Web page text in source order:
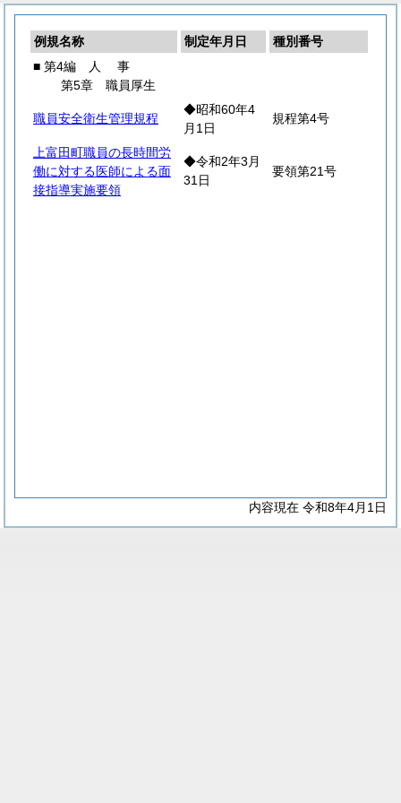
例規名称 制定年月日
種別番号
■ 第4編
人 事
第5章 職員厚生
職員安全衛生管理規程
◆昭和60年4
月1日
規程第4号
上富田町職員の長時間労
働に対する医師による面
接指導実施要領
◆令和2年3月
31日
要領第21号
内容現在 令和8年4月1日